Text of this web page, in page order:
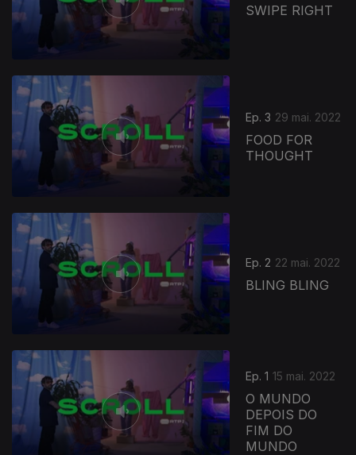
SWIPE RIGHT
Ep. 3 29 mai. 2022
FOOD FOR
THOUGHT
Ep. 2 22 mai. 2022
BLING BLING
Ep. 1 15 mai. 2022
O MUNDO
DEPOIS DO
FIM DO
MUNDO
618993